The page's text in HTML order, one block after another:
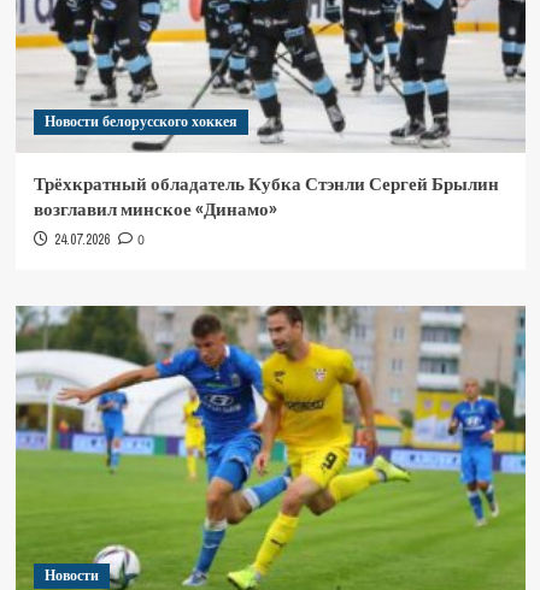
Новости белорусского хоккея
Трёхкратный обладатель Кубка Стэнли Сергей Брылин
возглавил минское «Динамо»
24.07.2026 0
Новости